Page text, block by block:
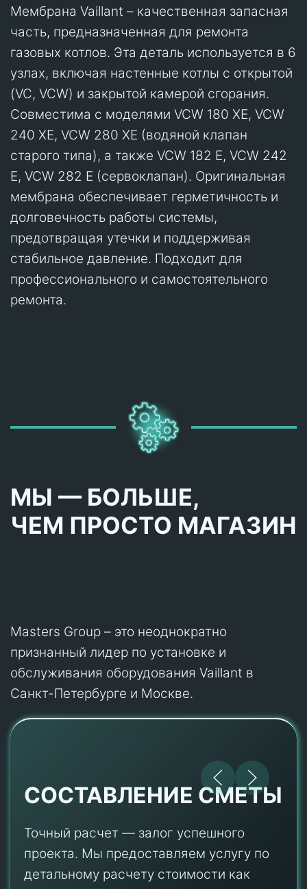
Мембрана Vaillant – качественная запасная
часть, предназначенная для ремонта
газовых котлов. Эта деталь используется в 6
узлах, включая настенные котлы с открытой
(VC, VCW) и закрытой камерой сгорания.
Совместима с моделями VCW 180 XE, VCW
240 XE, VCW 280 XE (водяной клапан
старого типа), а также VCW 182 E, VCW 242
E, VCW 282 E (сервоклапан). Оригинальная
мембрана обеспечивает герметичность и
долговечность работы системы,
предотвращая утечки и поддерживая
стабильное давление. Подходит для
профессионального и самостоятельного
ремонта.
МЫ — БОЛЬШЕ,
ЧЕМ ПРОСТО МАГАЗИН
Masters Group – это неоднократно
признанный лидер по установке и
обслуживания оборудования Vaillant в
Санкт-Петербурге и Москве.
СОСТАВЛЕНИЕ СМЕТЫ
Точный расчет — залог успешного
проекта. Мы предоставляем услугу по
детальному расчету стоимости как